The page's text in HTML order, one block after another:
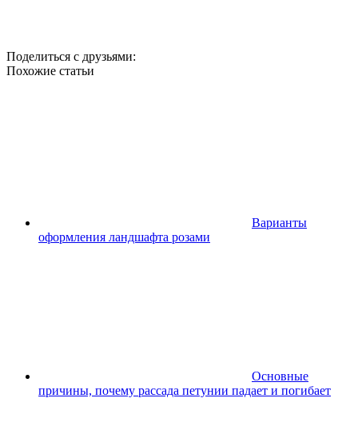
Поделиться с друзьями:
Похожие статьи
Варианты
оформления ландшафта розами
Основные
причины, почему рассада петунии падает и погибает